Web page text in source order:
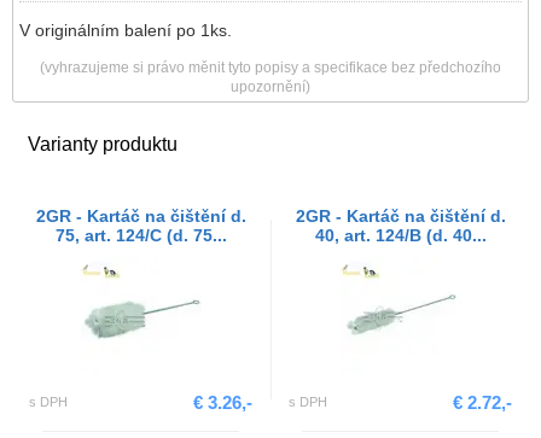
V originálním balení po 1ks.
(vyhrazujeme si právo měnit tyto popisy a specifikace bez předchozího
upozornění)
Varianty produktu
2GR - Kartáč na čištění d.
75, art. 124/C (d. 75...
s DPH € 3.26,-
2GR - Kartáč na čištění d.
40, art. 124/B (d. 40...
s DPH € 2.72,-